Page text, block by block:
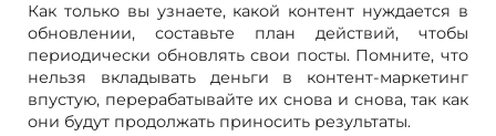
Как только вы узнаете, какой контент нуждается в
обновлении, составьте план действий, чтобы
периодически обновлять свои посты. Помните, что
нельзя вкладывать деньги в контент-маркетинг
впустую, перерабатывайте их снова и снова, так как
они будут продолжать приносить результаты.